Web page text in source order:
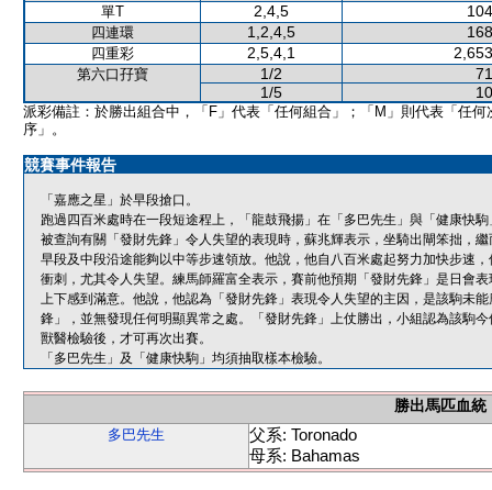
單T 2,4,5
四連環 1,2,4,5
四重彩 2,5,4,1
第六口孖寶 1/2
1/5
派彩備註：於勝出組合中，「F」代表「任何組合」；「M」則代表「任何
序」。
競賽事件報告
「嘉應之星」於早段搶口。
跑過四百米處時在一段短途程上，「龍鼓飛揚」在「多巴先生」與「健康快
被查詢有關「發財先鋒」令人失望的表現時，蘇兆輝表示，坐騎出閘笨拙，
早段及中段沿途能夠以中等步速領放。他說，他自八百米處起努力加快步速
衝刺，尤其令人失望。練馬師羅富全表示，賽前他預期「發財先鋒」是日會
上下感到滿意。他說，他認為「發財先鋒」表現令人失望的主因，是該駒未
鋒」，並無發現任何明顯異常之處。「發財先鋒」上仗勝出，小組認為該駒
獸醫檢驗後，才可再次出賽。
「多巴先生」及「健康快駒」均須抽取樣本檢驗。
勝出馬匹血統
多巴先生
父系: Toronado
母系: Bahamas